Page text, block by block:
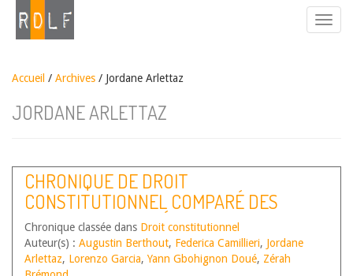
Accueil / Archives / Jordane Arlettaz
JORDANE ARLETTAZ
CHRONIQUE DE DROIT
CONSTITUTIONNEL COMPARÉ DES
DROITS ET LIBERTÉS 2022-2023. LE
DROIT CONSTITUTIONNEL À UN
ENVIRONNEMENT SAIN OU LE CHAMP
Chronique classée dans Droit constitutionnel
Auteur(s) : Augustin Berthout, Federica Camillieri, Jordane
Arlettaz, Lorenzo Garcia, Yann Gbohignon Doué, Zérah